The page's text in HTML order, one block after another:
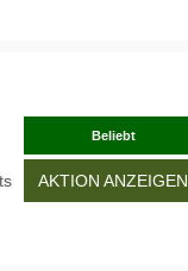
Beliebt
AKTION ANZEIGEN